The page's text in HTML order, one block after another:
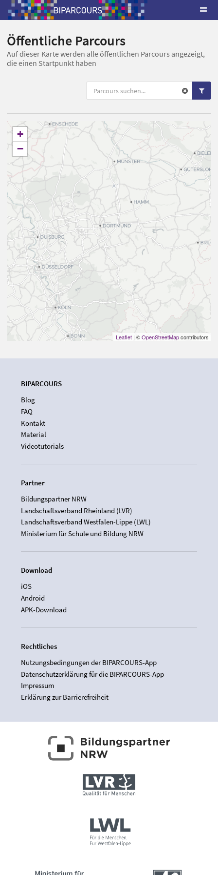
Öffentliche Parcours
Auf dieser Karte werden alle öffentlichen Parcours angezeigt,
die einen Startpunkt haben
+
−
Leaflet | ©OpenStreetMapcontributors
BIPARCOURS
Blog
FAQ
Kontakt
Material
Videotutorials
Partner
Bildungspartner NRW
Landschaftsverband Rheinland (LVR)
Landschaftsverband Westfalen-Lippe (LWL)
Ministerium für Schule und Bildung NRW
Download
iOS
Android
APK-Download
Rechtliches
Nutzungsbedingungen der BIPARCOURS-App
Datenschutzerklärung für die BIPARCOURS-App
Impressum
Erklärung zur Barrierefreiheit